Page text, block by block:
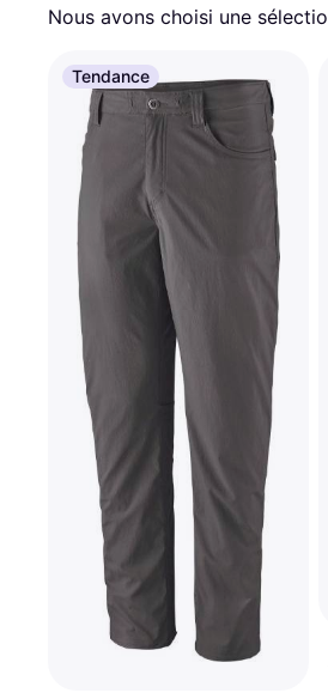
Nous avons choisi une
Tendance